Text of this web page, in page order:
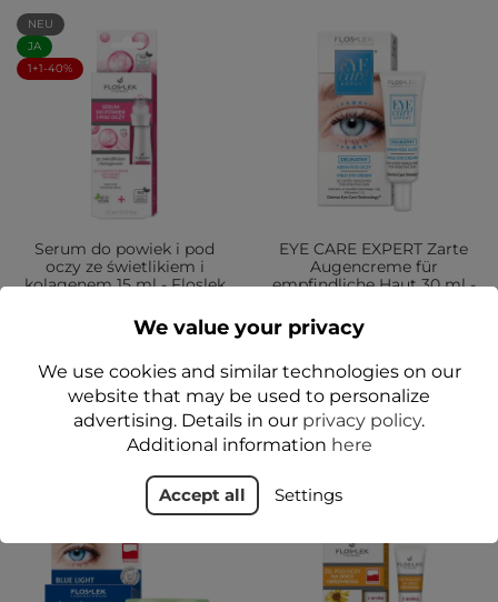
NEU
JA
1+1-40%
Serum do powiek i pod
oczy ze świetlikiem i
kolagenem 15 ml - Floslek
22,49 zł
Add to cart
EYE CARE EXPERT Zarte
Augencreme für
empfindliche Haut 30 ml -
22,99 zł
Add to cart
JA
We value your privacy
We use cookies and similar technologies on our
website that may be used to personalize
advertising. Details in our privacy policy.
Additional information here
Accept all Settings